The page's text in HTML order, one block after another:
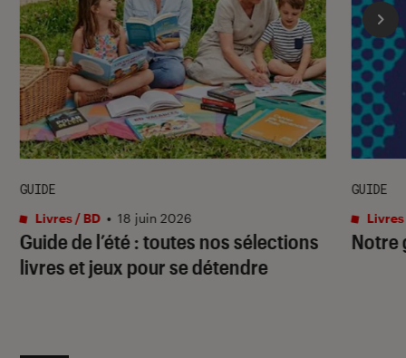
Guide de l’été : toutes nos sélections
livres et jeux pour se détendre
GUIDE
Livres / BD • 18 juin 2026
Notre
GUIDE
Livres